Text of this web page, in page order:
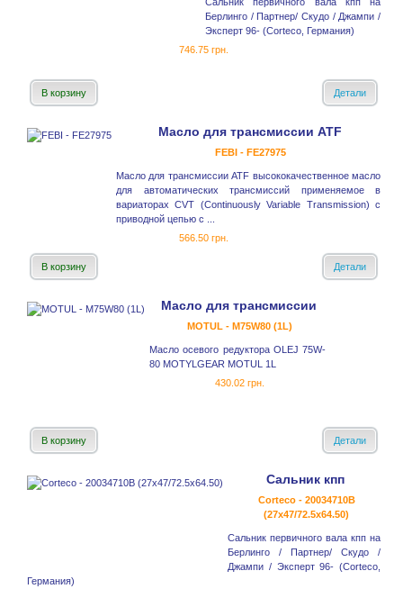
Берлинго / Партнер/ Скудо / Джампи /
Эксперт 96- (Corteco, Германия)
746.75 грн.
В корзину Детали
Масло для трансмиссии ATF
FEBI - FE27975
Масло для трансмиссии ATF высококачественное масло
для автоматических трансмиссий применяемое в
вариаторах CVT (Continuously Variable Transmission) с
приводной цепью с ...
566.50 грн.
В корзину Детали
Масло для трансмиссии
MOTUL - M75W80 (1L)
Масло осевого редуктора OLEJ 75W-
80 MOTYLGEAR MOTUL 1L
430.02 грн.
В корзину Детали
Сальник кпп
Corteco - 20034710B
(27x47/72.5x64.50)
Сальник первичного вала кпп на
Берлинго / Партнер/ Скудо /
Джампи / Эксперт 96- (Corteco,
Германия)